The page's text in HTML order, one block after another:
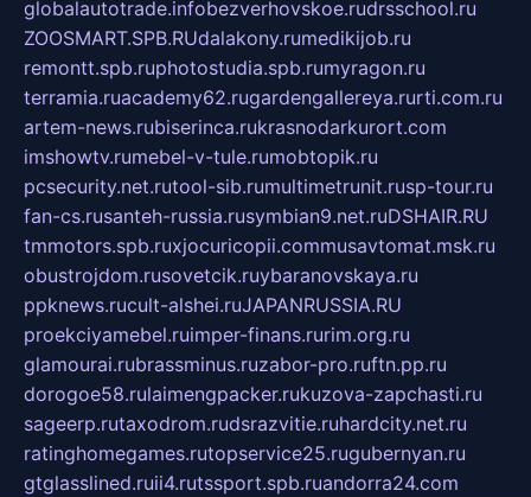
globalautotrade.infobezverhovskoe.rudrsschool.ru
ZOOSMART.SPB.RUdalakony.rumedikijob.ru
remontt.spb.ruphotostudia.spb.rumyragon.ru
terramia.ruacademy62.rugardengallereya.rurti.com.ru
artem-news.rubiserinca.rukrasnodarkurort.com
imshowtv.rumebel-v-tule.rumobtopik.ru
pcsecurity.net.rutool-sib.rumultimetrunit.rusp-tour.ru
fan-cs.rusanteh-russia.rusymbian9.net.ruDSHAIR.RU
tmmotors.spb.ruxjocuricopii.commusavtomat.msk.ru
obustrojdom.rusovetcik.ruybaranovskaya.ru
ppknews.rucult-alshei.ruJAPANRUSSIA.RU
proekciyamebel.ruimper-finans.rurim.org.ru
glamourai.rubrassminus.ruzabor-pro.ruftn.pp.ru
dorogoe58.rulaimengpacker.rukuzova-zapchasti.ru
sageerp.rutaxodrom.rudsrazvitie.ruhardcity.net.ru
ratinghomegames.rutopservice25.rugubernyan.ru
gtglasslined.ruii4.rutssport.spb.ruandorra24.com